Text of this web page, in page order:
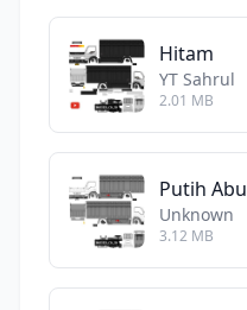
Hitam
YT Sahrul
2.01 MB
Putih Abu
Unknown
3.12 MB